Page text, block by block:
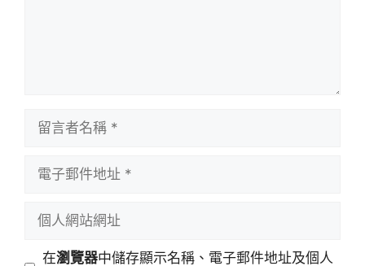
在瀏覽器中儲存顯示名稱、電子郵件地址及個人